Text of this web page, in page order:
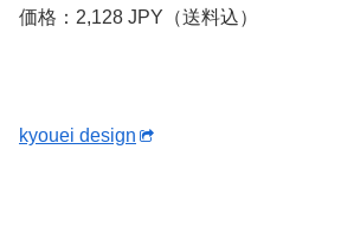
価格：2,128 JPY（送料込）
kyouei design